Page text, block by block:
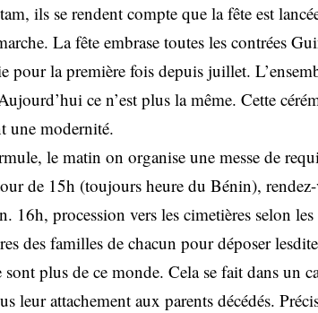
ils se rendent compte que la fête est
La fête embrase toutes les contrées
pour la première fois depuis juillet.
ce n’est plus la même. Cette
une modernité.
le matin on organise une messe de
de 15h (toujours heure du Bénin),
16h, procession vers les cimetières selon
des familles de chacun pour déposer
plus de ce monde. Cela se fait dans un
leur attachement aux parents décédés.